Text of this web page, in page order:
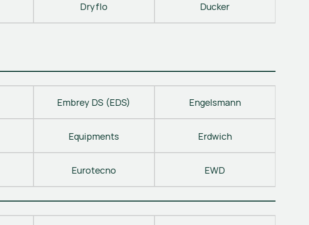
Dryflo Ducker
Embrey DS (EDS) Engelsmann
Equipments Erdwich
Eurotecno EWD